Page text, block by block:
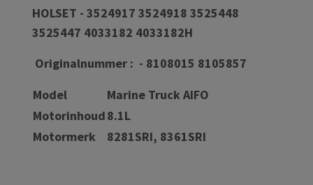
HOLSET - 3524917 3524918 3525448
3525447 4033182 4033182H
Originalnummer : - 8108015 8105857
Model
Marine Truck AIFO
Motorinhoud8.1L
Motormerk
8281SRI, 8361SRI